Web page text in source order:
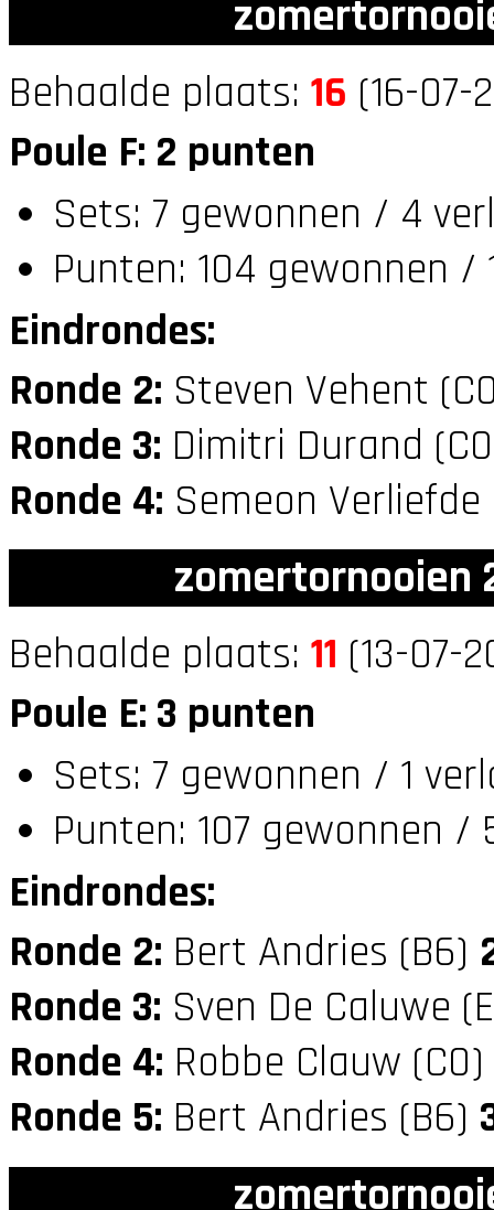
Behaalde plaats: 16 (16-07-
Poule F: 2 punten
Sets: 7 gewonnen / 4
Punten: 104 gewonnen /
Eindrondes:
Ronde 2: Steven Vehent
Ronde 3: Dimitri Durand
Ronde 4: Semeon
zomertornooien
Behaalde plaats: 11 (13-07-
Poule E: 3 punten
Sets: 7 gewonnen / 1
Punten: 107 gewonnen /
Eindrondes:
Ronde 2: Bert Andries (B6)
Ronde 3: Sven De Caluwe
Ronde 4: Robbe Clauw (C0)
Ronde 5: Bert Andries (B6)